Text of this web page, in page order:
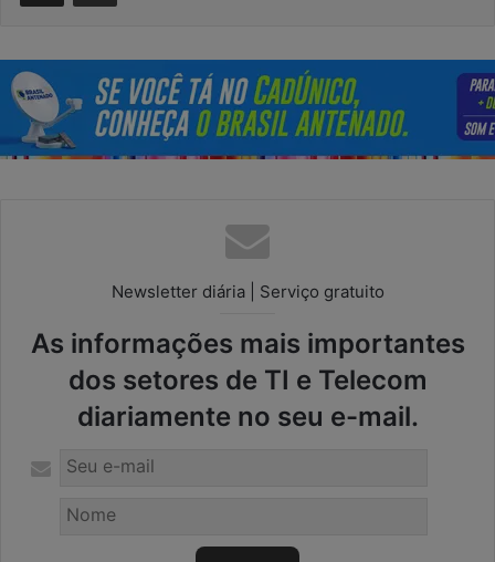
Newsletter diária | Serviço gratuito
As informações mais importantes
dos setores de TI e Telecom
diariamente no seu e-mail.